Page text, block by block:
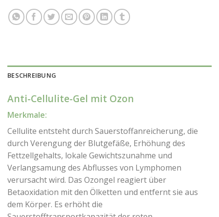
BESCHREIBUNG
Anti-Cellulite-Gel mit Ozon
Merkmale:
Cellulite entsteht durch Sauerstoffanreicherung, die
durch Verengung der Blutgefäße, Erhöhung des
Fettzellgehalts, lokale Gewichtszunahme und
Verlangsamung des Abflusses von Lymphomen
verursacht wird. Das Ozongel reagiert über
Betaoxidation mit den Ölketten und entfernt sie aus
dem Körper. Es erhöht die